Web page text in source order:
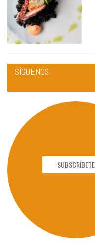
SÍGUENOS
SUBSCRÍBETE